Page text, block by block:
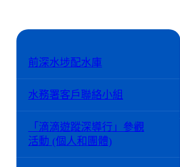
前深水埗配水庫
水務署客戶聯絡小組
「滴滴遊蹤深導行」參觀
活動 (個人和團體)